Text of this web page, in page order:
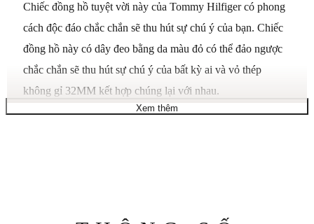
Chiếc đồng hồ tuyệt vời này của Tommy Hilfiger có phong
cách độc đáo chắc chắn sẽ thu hút sự chú ý của bạn. Chiếc
đồng hồ này có dây đeo bằng da màu đỏ có thể đảo ngược
chắc chắn sẽ thu hút sự chú ý của bất kỳ ai và vỏ thép
không gỉ 32MM kết hợp chúng lại với nhau.
Xem thêm